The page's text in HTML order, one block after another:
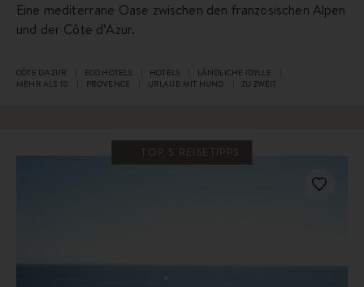
Eine mediterrane Oase zwischen den französischen Alpen
und der Côte d’Azur.
CÔTE D'AZUR ECO HOTELS HOTELS
LÄNDLICHE IDYLLE
MEHR ALS 10
PROVENCE URLAUB MIT HUND ZU ZWEIT
TOP 5 REISETIPPS